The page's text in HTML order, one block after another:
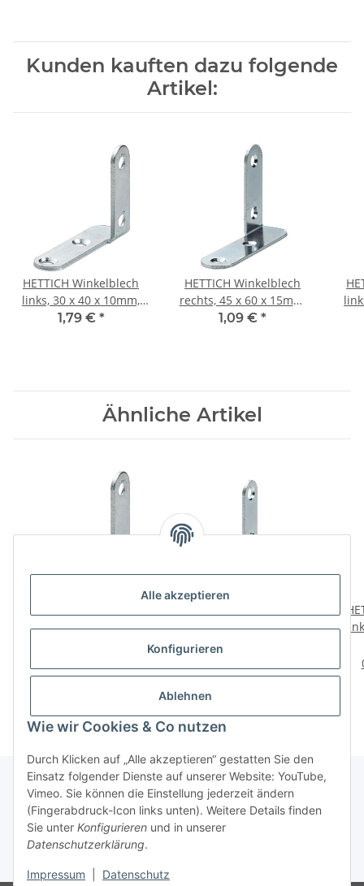
Alle akzeptieren
Konfigurieren
Ablehnen
Wie wir Cookies & Co nutzen
Durch Klicken auf „Alle akzeptieren“ gestatten Sie den
Einsatz folgender Dienste auf unserer Website: YouTube,
Vimeo. Sie können die Einstellung jederzeit ändern
(Fingerabdruck-Icon links unten). Weitere Details finden
Sie unter Konfigurieren und in unserer
Datenschutzerklärung.
Impressum Datenschutz
Kunden kauften dazu folgende
Artikel:
HETTICH Winkelblech
links, 30 x 40 x 10mm,
verzinkt
1,79 € *
HETTICH Winkelblech
rechts, 45 x 60 x 15mm,
verzinkt
1,09 € *
Ähnliche Artikel
links, 30 x 40 x 10mm,
rechts, 10 x 40 x 30 x 1,5
mm, Stahl verzinkt, 25
39,95 €
Über uns